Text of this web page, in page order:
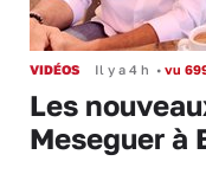
VIDÉOS Il y a 4 h • vu
Les
Meseguer à